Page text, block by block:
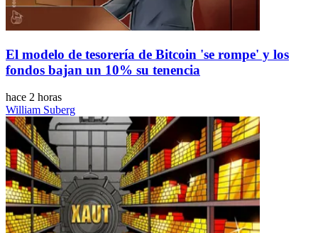
El modelo de tesorería de Bitcoin 'se rompe' y los
fondos bajan un 10% su tenencia
hace 2 horas
William Suberg